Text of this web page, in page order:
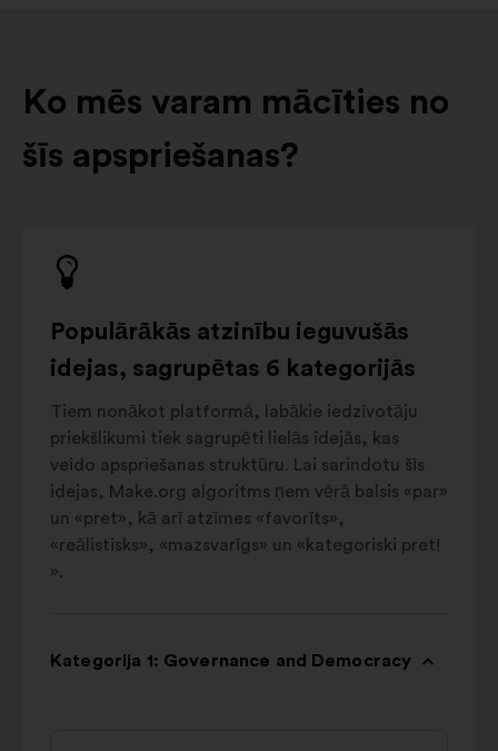
Ko mēs varam mācīties no
šīs apspriešanas?
Populārākās atzinību ieguvušās
idejas, sagrupētas 6 kategorijās
Tiem nonākot platformā, labākie iedzīvotāju
priekšlikumi tiek sagrupēti lielās idejās, kas
veido apspriešanas struktūru. Lai sarindotu šīs
idejas, Make.org algoritms ņem vērā balsis «par»
un «pret», kā arī atzīmes «favorīts»,
«reālistisks», «mazsvarīgs» un «kategoriski pret!
».
Kategorija 1: Governance and Democracy